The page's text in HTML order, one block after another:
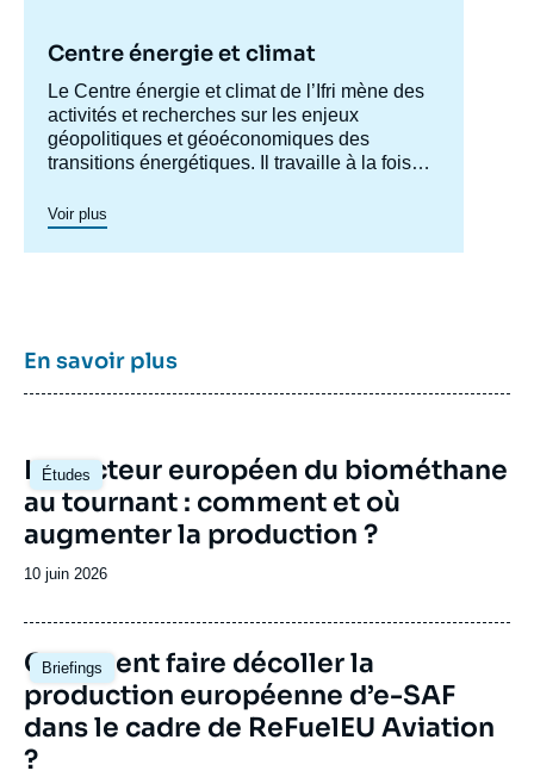
Centre énergie et climat
Accroche
centre
Le Centre énergie et climat de l’Ifri mène des
activités et recherches sur les enjeux
géopolitiques et géoéconomiques des
transitions énergétiques. Il travaille à la fois
compétitivité, de maîtrise des chaînes de
valeur, et d'acceptabilité. Spécialisé dans
l’étude des politiques européennes de
énergétiques et climatiques des grandes
puissances comme les Etats-Unis, la Chine
ou l’Inde. Il offre une expertise reconnue,
notamment.
Voir plus
En savoir plus
Études
Image
principale
Le secteur européen du biométhane
au tournant : comment et où
augmenter la production ?
Date
publication
10 juin 2026
Briefings
Image
principale
Comment faire décoller la
production européenne d’e-SAF
dans le cadre de ReFuelEU Aviation
?
Chine : marchés et politiques », Notes, Ifri, 9
août 2005.
Copier